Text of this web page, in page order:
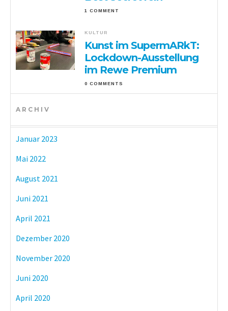
1 COMMENT
KULTUR
Kunst im SupermARkT:
Lockdown-Ausstellung
im Rewe Premium
0 COMMENTS
ARCHIV
Januar 2023
Mai 2022
August 2021
Juni 2021
April 2021
Dezember 2020
November 2020
Juni 2020
April 2020